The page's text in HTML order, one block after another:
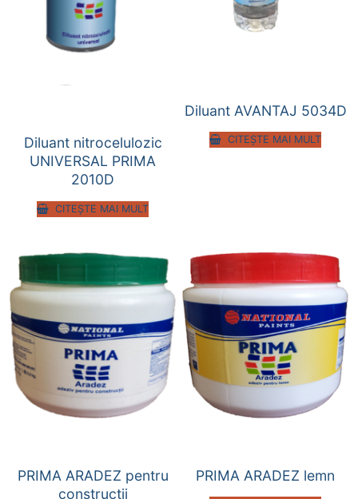
Diluant nitrocelulozic
UNIVERSAL PRIMA
2010D
CITEȘTE MAI MULT
Diluant AVANTAJ 5034D
CITEȘTE MAI MULT
PRIMA ARADEZ pentru
construcții
PRIMA ARADEZ lemn